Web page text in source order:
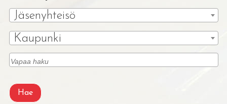
Jäsenyhteisö
Kaupunki
Hae